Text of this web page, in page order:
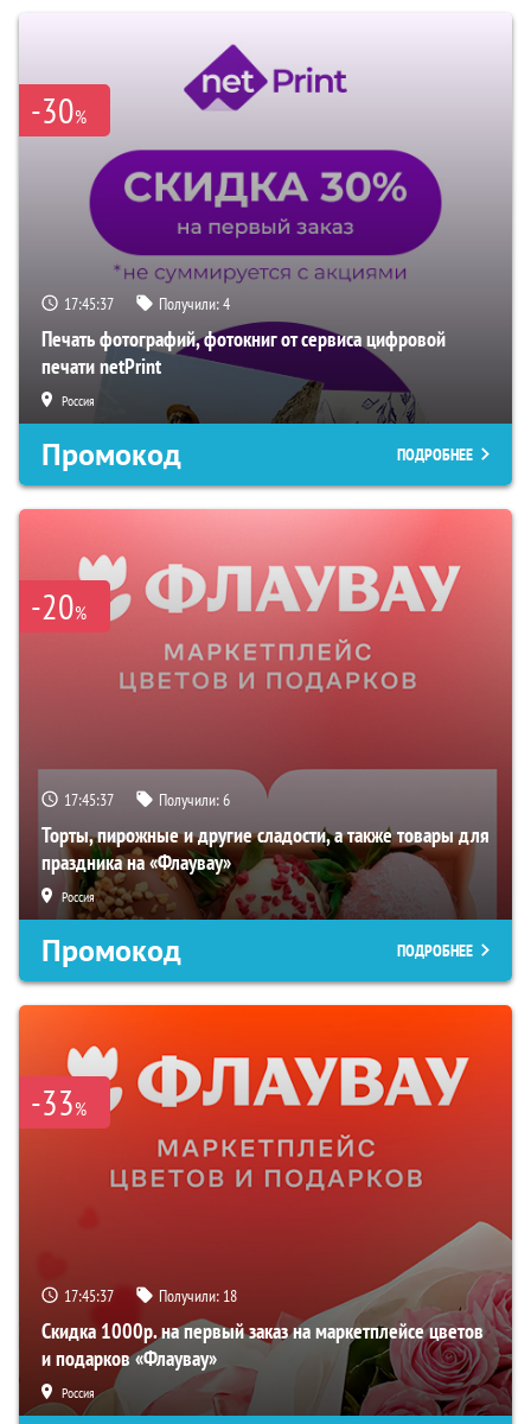
-30%
17:45:36 Получили:4
Печать фотографий, фотокниг от сервиса цифровой
печати netPrint
Россия
Промокод ПОДРОБНЕЕ
-20%
17:45:36 Получили:6
Торты, пирожные и другие сладости, а также товары для
праздника на «Флаувау»
Россия
Промокод ПОДРОБНЕЕ
-33%
17:45:36 Получили: 18
Скидка 1000р. на первый заказ на маркетплейсе цветов
и подарков «Флаувау»
Россия